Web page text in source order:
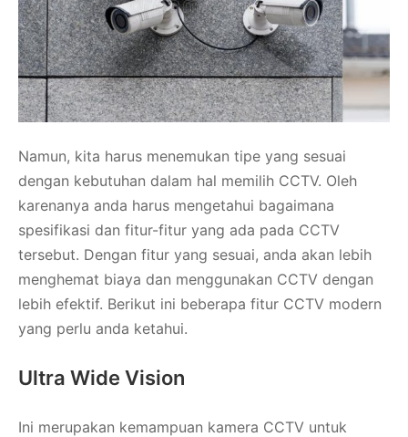
Namun, kita harus menemukan tipe yang sesuai
dengan kebutuhan dalam hal memilih CCTV. Oleh
karenanya anda harus mengetahui bagaimana
spesifikasi dan fitur-fitur yang ada pada CCTV
tersebut. Dengan fitur yang sesuai, anda akan lebih
menghemat biaya dan menggunakan CCTV dengan
lebih efektif. Berikut ini beberapa fitur CCTV modern
yang perlu anda ketahui.
Ultra Wide Vision
Ini merupakan kemampuan kamera CCTV untuk